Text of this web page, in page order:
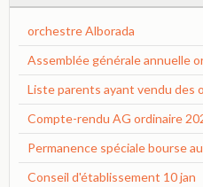
orchestre Alborada
Assemblée générale annuelle
Liste parents ayant vendu des
Compte-rendu AG ordinaire
Permanence spéciale bourse
Conseil d'établissement 10 jan